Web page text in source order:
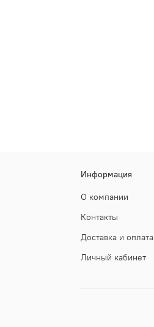
Информация
О компании
Контакты
Доставка и оплата
Личный кабинет